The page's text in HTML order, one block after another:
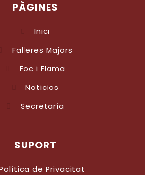
PÀGINES
Inici
Falleres Majors
Foc i Flama
Noticies
Secretaría
SUPORT
de Privacitat